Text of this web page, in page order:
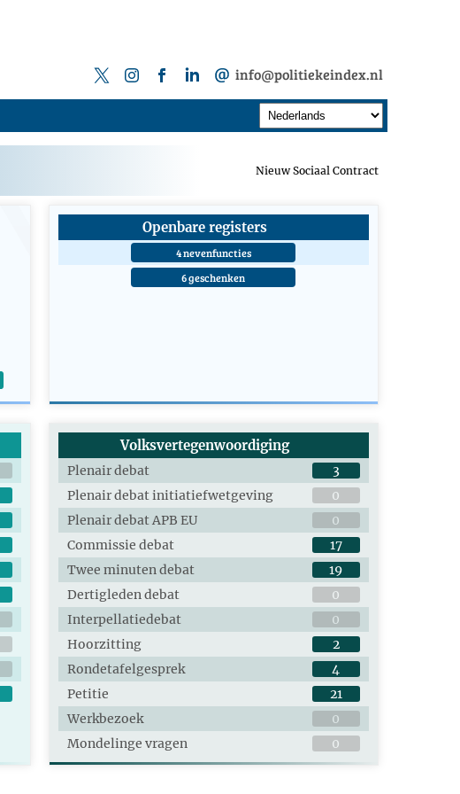
info@politiekeindex.nl
Nieuw Sociaal Contract
Openbare registers
4 nevenfuncties
6 geschenken
Volksvertegenwoordiging
Plenair debat
3
Plenair debat initiatiefwetgeving
0
Plenair debat APB EU
0
Commissie debat
17
Twee minuten debat
19
Dertigleden debat
0
Interpellatiedebat
0
Hoorzitting
2
Rondetafelgesprek
4
Petitie
21
Werkbezoek
0
Mondelinge vragen
0